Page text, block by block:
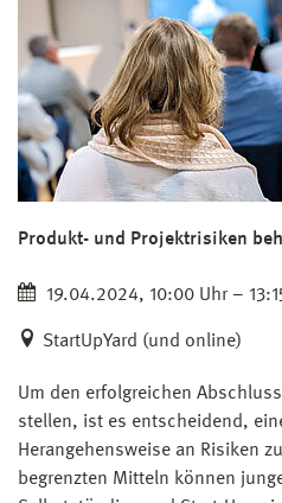
Produkt- und Projektrisiken
19.04.2024, 10:00 Uhr –
StartUpYard (und online)
Um den erfolgreichen
stellen, ist es entscheidend,
Herangehensweise an Risiken
begrenzten Mitteln können